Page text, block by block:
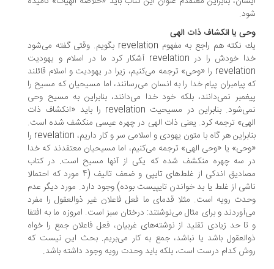
یا انكشاف ذات الهی
یك نكته هم راجع به مفهوم revelation بگویم. وقتی گفته می‌شود
خدا خودش را در revelation آشكار كرد ما در اسلام و یهودیت
revelation را «وحی» ترجمه می‌كنیم، زیرا در یهودیت و اسلام قائلند
پیامبران پیام خدا را به انسان می‌رسانند، اما مسیحیان كه مسیح را
نمی‌دانند، بلكه خود خدا می‌دانند، بنابراین به مسیح وحی
نمی‌شود. بنابراین در مسیحیت revelation را باید «انكشاف ذات
ترجمه كرد. یعنی ذات الهی در چهره عیسی منكشف شده است.
بنابراین هر گاه با متون یهودی و اسلامی سر و كار داریم، revelation را
یا «وحی الهی» ترجمه می‌كنیم، اما مسیحیان معتقدند كه خدا
سه چهره منكشف شده كه یكی از آنها مسیح است. در كتاب
مصادیق اندكی از غلط‌های تایپی و ضعف تالیف (4 مورد كه احتمالا
از غلط یا بد خواندن تایپیست بوده) وجود دارد. مورد دیگر عدم
رویه است. مثلا قدمای ما فعل فاعلان غیر ذوالعقول را مفرد
و برای مثال می‌نوشتند: درختان سبز است. امروزه ما به افتفا
حد زیادی تقلید از نوشته‌های غربیان، فعل فاعلان جمع را خواه
باشد یا نباشد، جمع به كار می‌بریم. بحث این نیست كه
كدام درست است، بلكه باید وحدت رویه وجود داشته باشد.